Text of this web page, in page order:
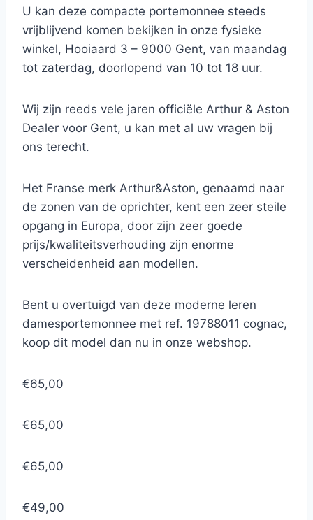
U kan deze compacte portemonnee steeds
vrijblijvend komen bekijken in onze fysieke
winkel, Hooiaard 3 – 9000 Gent, van maandag
tot zaterdag, doorlopend van 10 tot 18 uur.
Wij zijn reeds vele jaren officiële Arthur & Aston
Dealer voor Gent, u kan met al uw vragen bij
ons terecht.
Het Franse merk Arthur&Aston, genaamd naar
de zonen van de oprichter, kent een zeer steile
opgang in Europa, door zijn zeer goede
prijs/kwaliteitsverhouding zijn enorme
verscheidenheid aan modellen.
Bent u overtuigd van deze moderne leren
damesportemonnee met ref. 19788011 cognac,
koop dit model dan nu in onze webshop.
€65,00
€65,00
€65,00
€49,00